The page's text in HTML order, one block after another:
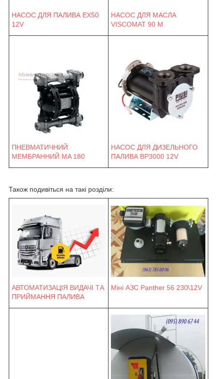
НАСОС ДЛЯ ПАЛИВА EX50
12V
НАСОС ДЛЯ МАСЛА
VISCOMAT 90 M
ПНЕВМАТИЧНИЙ
МЕМБРАННИЙ MA 180
НАСОС ДЛЯ ДИЗЕЛЬНОГО
ПАЛИВА BP3000 12V
Також подивіться на такі розділи:
АВТОМАТИЗАЦІЯ ВИДАЧІ ТА
ПРИЙМАННЯ ПАЛИВА
Міні АЗС Panther 56 230\12V